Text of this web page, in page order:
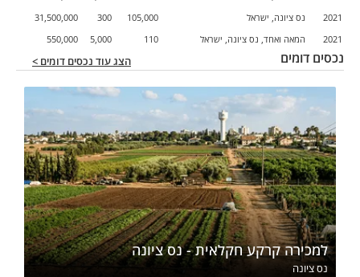
2021
נס ציונה, ישראל 105,000
300
31,500,000
2021
המאה ואחד, נס ציונה, ישראל 110
5,000
550,000
נכסים דומים הצג עוד נכסים דומים >
למכירה קרקע חקלאית - נס ציונה
נס ציונה